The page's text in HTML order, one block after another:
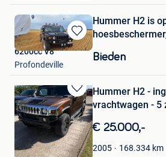
Bewaren
in
Hummer H2 is
Bieden
6200cc V8
Profondeville
Bewaren
in
Mijn
Favorieten
Hummer H2 -
vrachtwagen - 5
€ 25.000,-
2005 168.334 km